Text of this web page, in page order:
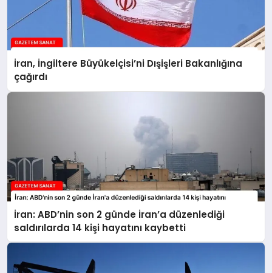
İran, İngiltere Büyükelçisi’ni Dışişleri Bakanlığına
çağırdı
İran: ABD’nin son 2 günde İran’a düzenlediği
saldırılarda 14 kişi hayatını kaybetti